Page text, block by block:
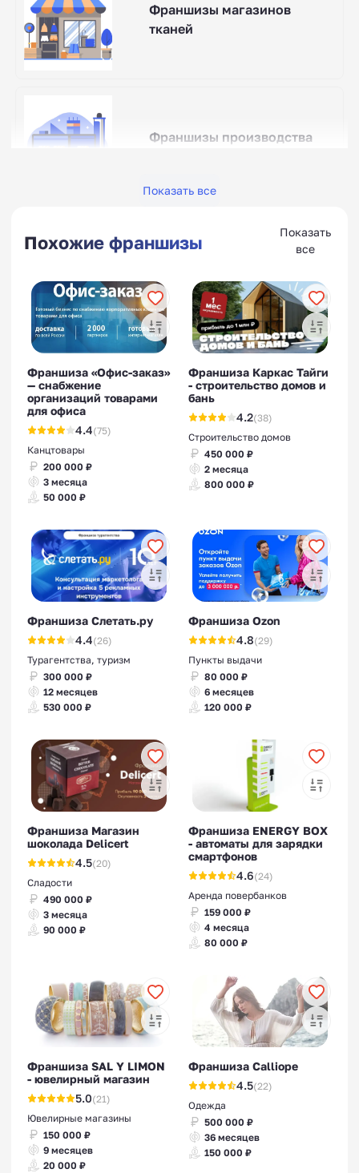
Франшизы магазинов
тканей
Франшизы производства
коворкингов
Франшизы дома быта
индивидуального хранения
Франшизы в сфере услуг
Франшизы автосервиса
Показать все
Похожие франшизы
Показать
все
Франшиза «Офис-заказ»
— снабжение
организаций товарами
для офиса
4.4(75)
Канцтовары
200 000 ₽
3 месяца
50 000 ₽
Франшиза Каркас Тайги
- строительство домов и
бань
4.2(38)
Строительство домов
450 000 ₽
2 месяца
800 000 ₽
Франшиза Слетать.ру
4.4(26)
Турагентства, туризм
300 000 ₽
12 месяцев
530 000 ₽
Франшиза Ozon
4.8(29)
Пункты выдачи
80 000 ₽
6 месяцев
120 000 ₽
Франшиза Магазин
шоколада Delicert
4.5(20)
Сладости
490 000 ₽
3 месяца
90 000 ₽
Франшиза ENERGY BOX
- автоматы для зарядки
смартфонов
4.6(24)
Аренда повербанков
159 000 ₽
4 месяца
80 000 ₽
Франшиза SAL Y LIMON
- ювелирный магазин
5.0(21)
Ювелирные магазины
150 000 ₽
9 месяцев
20 000 ₽
Франшиза Calliope
4.5(22)
Одежда
500 000 ₽
36 месяцев
150 000 ₽